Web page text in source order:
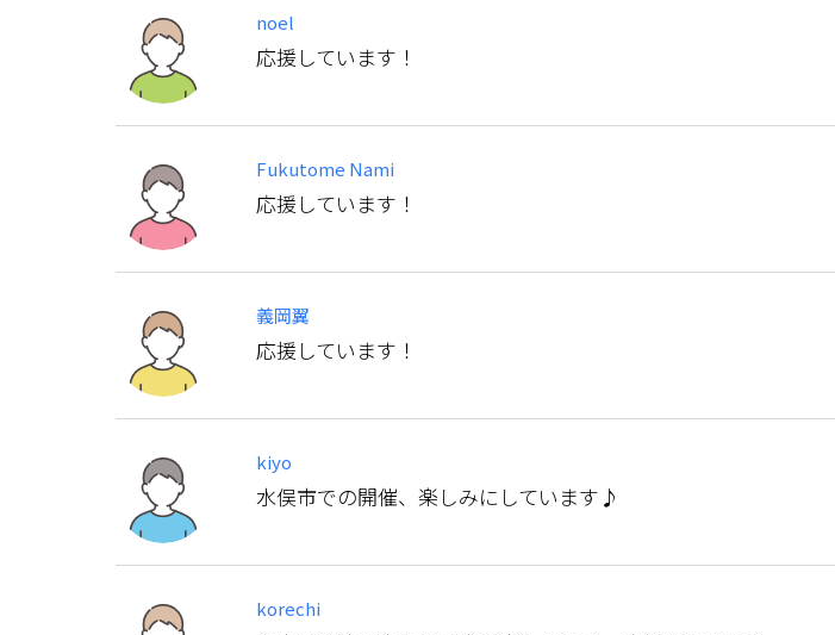
noel
応援しています！
Fukutome Nami
応援しています！
義岡翼
応援しています！
kiyo
水俣市での開催、楽しみにしています♪
korechi